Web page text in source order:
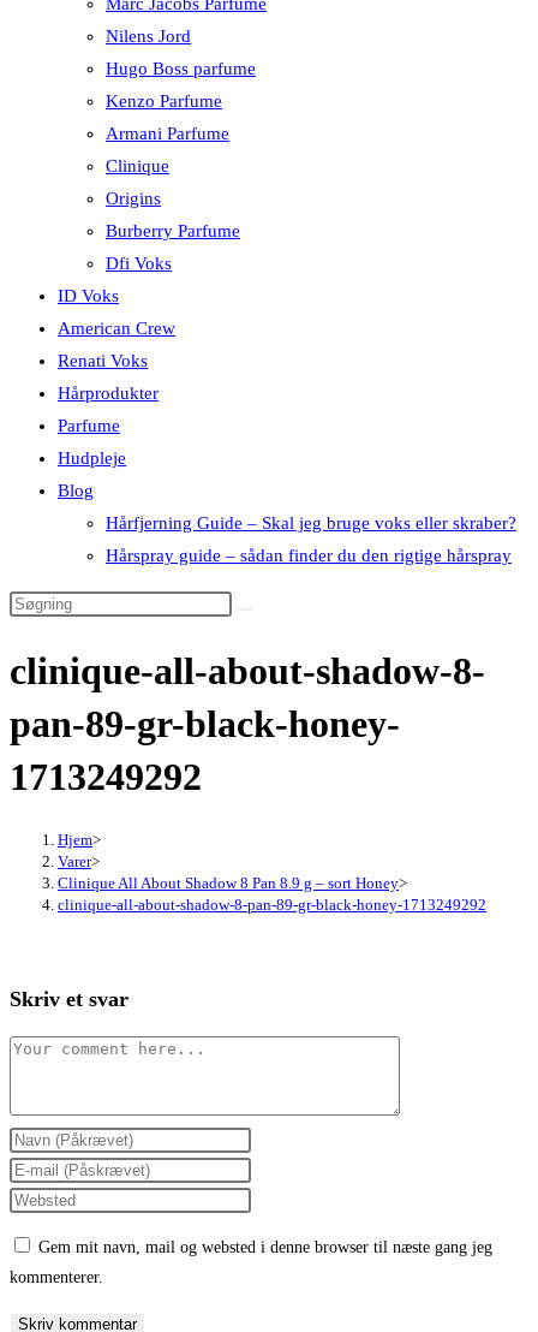
Nilens Jord
Hugo Boss parfume
Kenzo Parfume
Armani Parfume
Clinique
Origins
Burberry Parfume
Dfi Voks
ID Voks
American Crew
Renati Voks
Hårprodukter
Parfume
Hudpleje
Blog
Hårfjerning Guide – Skal jeg bruge voks eller skraber?
Hårspray guide – sådan finder du den rigtige hårspray
clinique-all-about-shadow-8-
pan-89-gr-black-honey-
1713249292
Hjem>
Varer>
Clinique All About Shadow 8 Pan 8.9 g – sort Honey>
clinique-all-about-shadow-8-pan-89-gr-black-honey-1713249292
Skriv et svar
Comment
Enter
your
name
comment
Enter
your
comment
Enter
(optional)
Gem mit navn, mail og websted i denne browser til næste gang jeg
kommenterer.